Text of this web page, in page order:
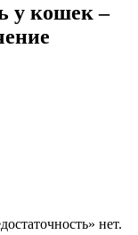
у кошек –
нет.